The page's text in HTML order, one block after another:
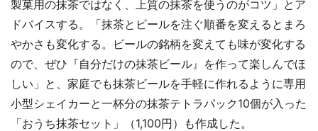
製菓用の抹茶ではなく、上質の抹茶を使うのがコツ」とア
ドバイスする。「抹茶とビールを注ぐ順番を変えるとまろ
やかさも変化する。ビールの銘柄を変えても味が変化する
ので、ぜひ『自分だけの抹茶ビール』を作って楽しんでほ
しい」と、家庭でも抹茶ビールを手軽に作れるように専用
小型シェイカーと一杯分の抹茶テトラパック10個が入った
「おうち抹茶セット」（1,100円）も作成した。